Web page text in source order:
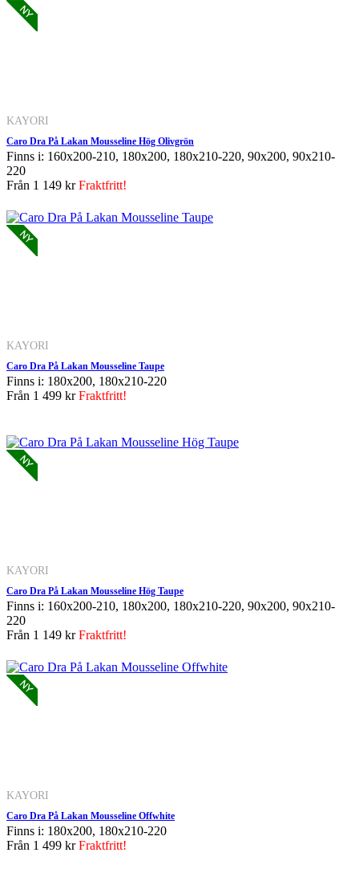
KAYORI
Caro Dra På Lakan Mousseline Hög Olivgrön
Finns i: 160x200-210, 180x200, 180x210-220, 90x200, 90x210-
220
Från 1 149 krFraktfritt!
KAYORI
Caro Dra På Lakan Mousseline Taupe
Finns i: 180x200, 180x210-220
Från 1 499 krFraktfritt!
KAYORI
Caro Dra På Lakan Mousseline Hög Taupe
Finns i: 160x200-210, 180x200, 180x210-220, 90x200, 90x210-
220
Från 1 149 krFraktfritt!
KAYORI
Caro Dra På Lakan Mousseline Offwhite
Finns i: 180x200, 180x210-220
Från 1 499 krFraktfritt!